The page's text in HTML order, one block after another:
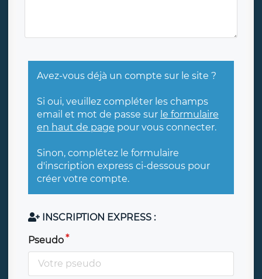
Avez-vous déjà un compte sur le site ?
Si oui, veuillez compléter les champs
email et mot de passe sur le formulaire
en haut de page pour vous connecter.
Sinon, complétez le formulaire
d'inscription express ci-dessous pour
créer votre compte.
INSCRIPTION EXPRESS :
Pseudo